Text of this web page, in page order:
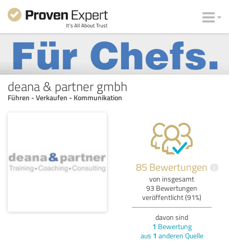
deana & partner gmbh
Führen - Verkaufen - Kommunikation
85 Bewertungen i
von insgesamt
93 Bewertungen
veröffentlicht (91%)
davon sind
1 Bewertung
aus 1 anderen Quelle